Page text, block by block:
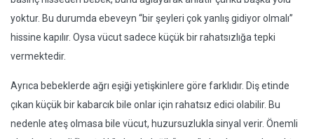
yoktur. Bu durumda ebeveyn “bir şeyleri çok yanlış gidiyor olmalı”
hissine kapılır. Oysa vücut sadece küçük bir rahatsızlığa tepki
vermektedir.
Ayrıca bebeklerde ağrı eşiği yetişkinlere göre farklıdır. Diş etinde
çıkan küçük bir kabarcık bile onlar için rahatsız edici olabilir. Bu
nedenle ateş olmasa bile vücut, huzursuzlukla sinyal verir. Önemli